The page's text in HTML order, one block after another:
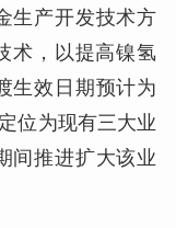
生产开发技术方
术，以提高镍氢
生效日期预计为
位为现有三大业
间推进扩大该业